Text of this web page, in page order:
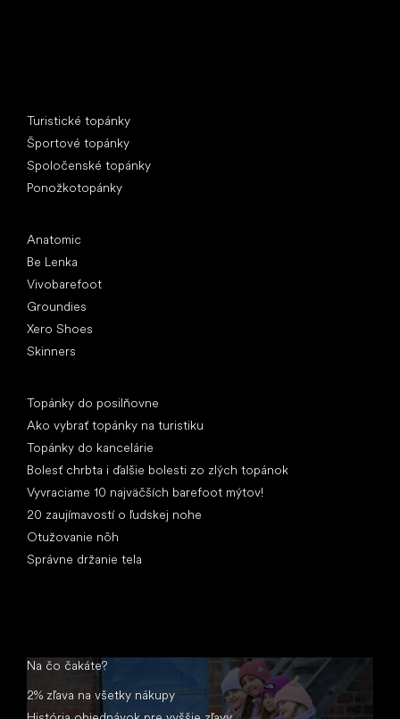
Turistické topánky
Športové topánky
Spoločenské topánky
Ponožkotopánky
Anatomic
Be Lenka
Vivobarefoot
Groundies
Xero Shoes
Skinners
Topánky do posilňovne
Ako vybrať topánky na turistiku
Topánky do kancelárie
Bolesť chrbta i ďalšie bolesti zo zlých topánok
Vyvraciame 10 najväčších barefoot mýtov!
20 zaujímavostí o ľudskej nohe
Otužovanie nôh
Správne držanie tela
Na čo čakáte?
2% zľava na všetky nákupy